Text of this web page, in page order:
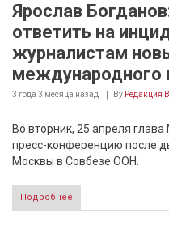
Ярослав
ответить на
журналистам
международного
3 года 3 месяца назад By Редакция
Во вторник, 25 апреля
пресс-конференцию после
Москвы в Совбезе ООН.
Подробнее